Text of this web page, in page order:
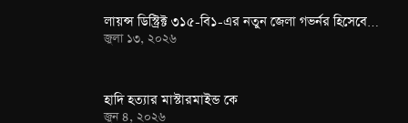
লায়ন্স ডিস্ট্রিক্ট ৩১৫-বি১-এর নতুন জেলা গভর্নর হিসেবে…
জুলা ১৩, ২০২৬
হাদি হত্যার মাস্টারমাইন্ড কে
জুন ৪, ২০২৬